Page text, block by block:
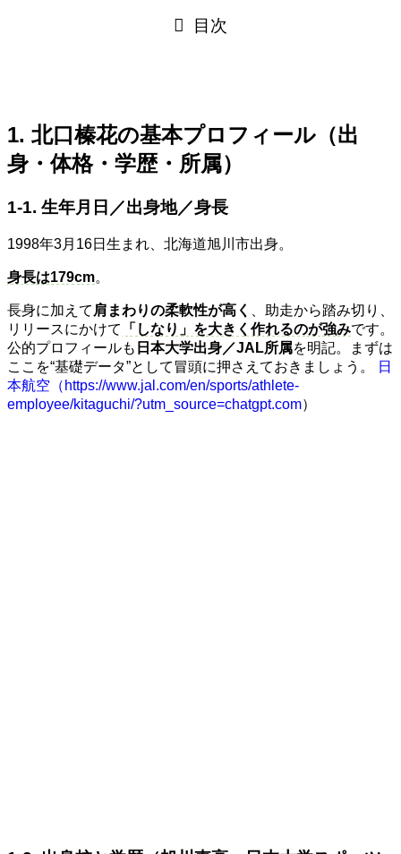
目次
1. 北口榛花の基本プロフィール（出
身・体格・学歴・所属）
1-1. 生年月日／出身地／身長
1998年3月16日生まれ、北海道旭川市出身。
身長は179cm。
長身に加えて 肩まわりの柔軟性が高く
、助走から踏み切り、
リリースにかけて
「しなり」を大きく作れるのが強みです。
公的プロフィールも 日本大学出身／JAL所属を明記。まずは
ここを“基礎データ”として冒頭に押さえておきましょう。
日
本航空 （https://www.jal.com/en/sports/athlete-
employee/kitaguchi/?utm_source=chatgpt.com）